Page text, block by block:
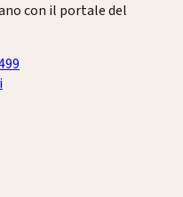
con il portale del